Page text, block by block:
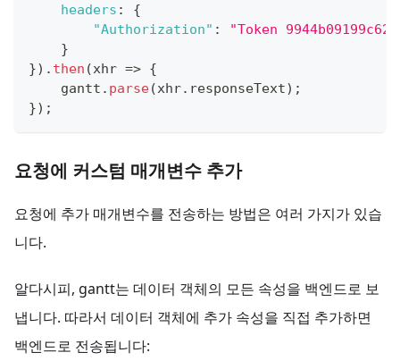
headers :
{
"Authorization" :
"Token
}
}) . then (xhr => {
    gantt
. parse(xhr. responseText) ;
}) ;
요청에 커스텀 매개변수 추가
요청에 추가 매개변수를 전송하는 방법은 여러 가지가 있습
니다.
알다시피, gantt는 데이터 객체의 모든 속성을 백엔드로 보
냅니다. 따라서 데이터 객체에 추가 속성을 직접 추가하면
백엔드로 전송됩니다: